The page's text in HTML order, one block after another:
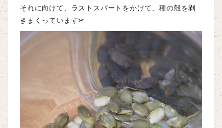
それに向けて、ラストスパートをかけて、種の殻を剥
きまくっています✂